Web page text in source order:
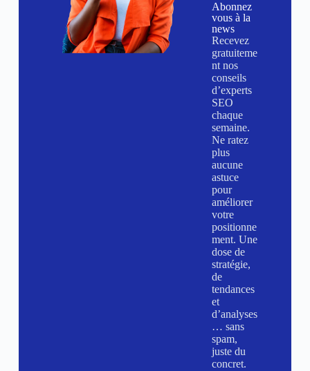
Abonnez
vous à la
news
Recevez
gratuiteme
nt nos
conseils
d’experts
SEO
chaque
semaine.
Ne ratez
plus
aucune
astuce
pour
améliorer
votre
positionne
ment. Une
dose de
stratégie,
de
tendances
et
d’analyses
… sans
spam,
juste du
concret.